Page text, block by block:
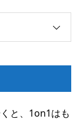
と、1on1はも